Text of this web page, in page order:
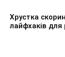
Хрустка
лайфхаків для